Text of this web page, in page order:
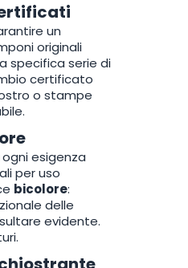
un
originali
specifica serie di
certificato
o stampe
esigenza
per uso
bicolore:
delle
evidente.